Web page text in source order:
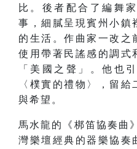
比。後者配合了編舞
事，細膩呈現賓州小鎮
的生活。作曲家一改之
使用帶著民謠感的調式
「美國之聲」。他也
〈樸實的禮物〉，留
與希望。
馬水龍的《梆笛協奏曲
灣樂壇經典的器樂協奏